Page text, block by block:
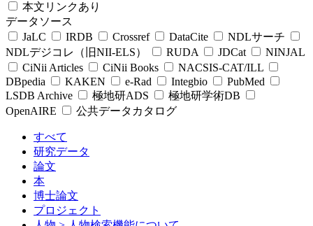
本文リンクあり
データソース
JaLC
IRDB Crossref DataCite
NDLサーチ
NDLデジコレ（旧NII-ELS）
RUDA JDCat
NINJAL
CiNii Articles
CiNii Books
NACSIS-CAT/ILL
DBpedia
KAKEN e-Rad Integbio
PubMed
LSDB Archive
極地研ADS
極地研学術DB
OpenAIRE
公共データカタログ
すべて
研究データ
論文
本
博士論文
プロジェクト